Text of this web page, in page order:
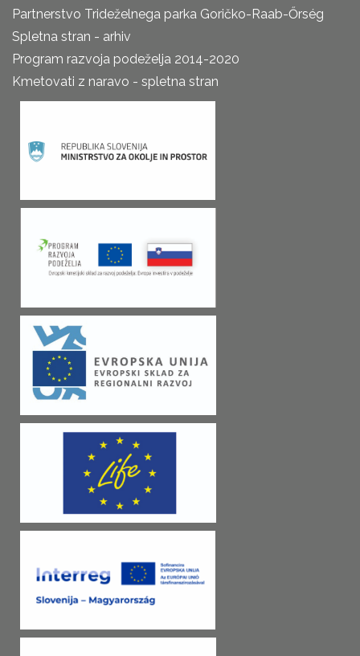
Partnerstvo Trideželnega parka Goričko-Raab-Őrség
Spletna stran - arhiv
Program razvoja podeželja 2014-2020
Kmetovati z naravo - spletna stran